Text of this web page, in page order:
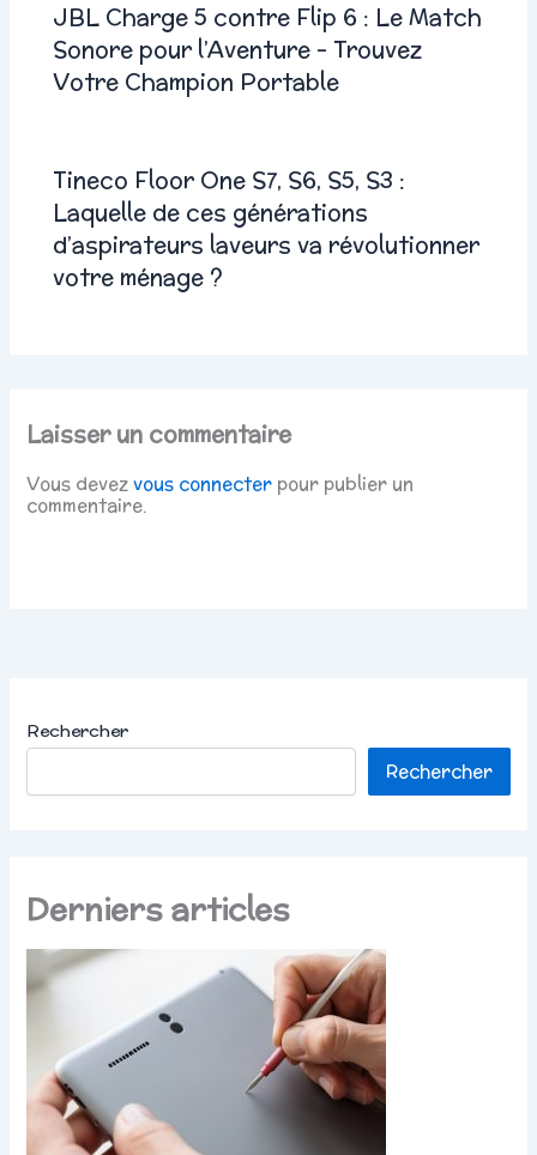
JBL Charge 5 contre Flip 6 : Le Match
Sonore pour l’Aventure – Trouvez
Votre Champion Portable
Tineco Floor One S7, S6, S5, S3 :
Laquelle de ces générations
d’aspirateurs laveurs va révolutionner
votre ménage ?
Laisser un commentaire
Vous devezvous connecter pour publier un
commentaire.
Rechercher
Rechercher
Derniers articles